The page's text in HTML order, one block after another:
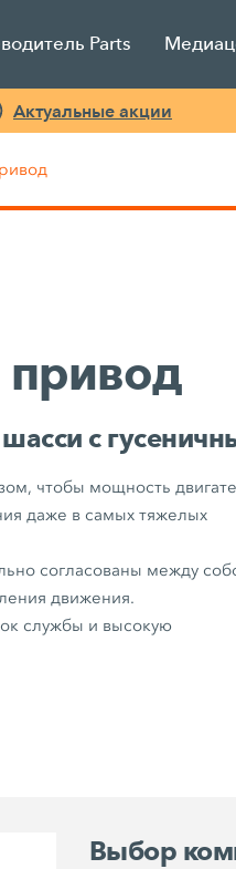
Parts
Актуальные акции
привод
с
чтобы мощность
даже в самых тяжелых
согласованы между
движения.
службы и высокую
Выбор